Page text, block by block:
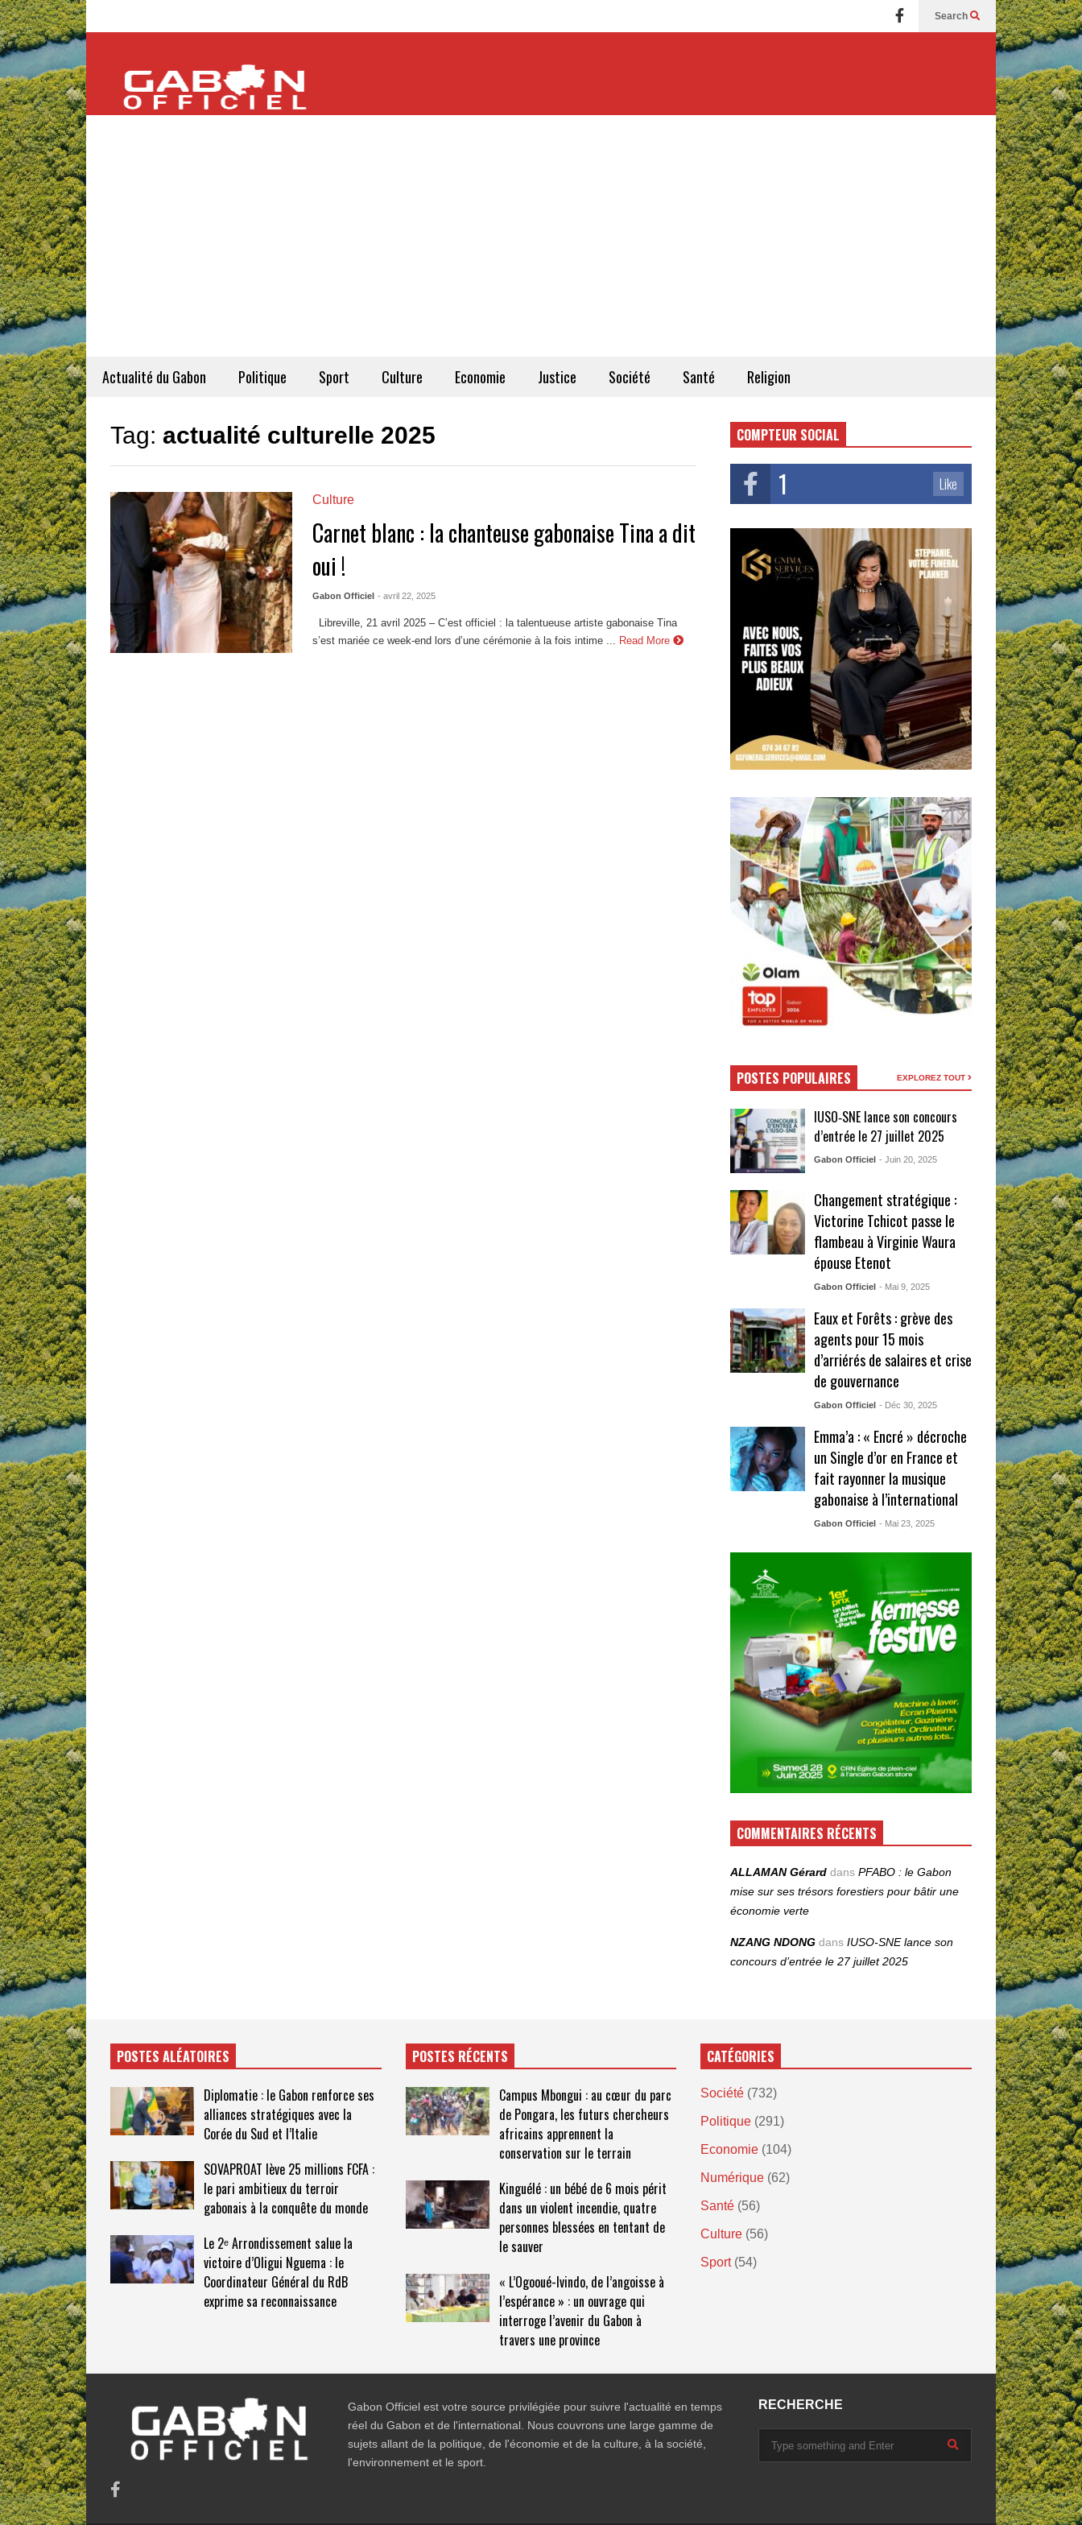
Search
Actualité du Gabon Politique Sport Culture Economie Justice Société Santé Religion
Tag: actualité culturelle 2025
Culture
Carnet blanc : la chanteuse gabonaise Tina a dit
oui !
Gabon Officiel - avril 22, 2025
Libreville, 21 avril 2025 – C’est officiel : la talentueuse artiste gabonaise Tina
s’est mariée ce week-end lors d’une cérémonie à la fois intime ...
Read More
COMPTEUR SOCIAL
1 Like
POSTES POPULAIRES EXPLOREZ TOUT
IUSO‑SNE lance son concours
d’entrée le 27 juillet 2025
Gabon Officiel - Juin 20, 2025
Changement stratégique :
Victorine Tchicot passe le
flambeau à Virginie Waura
épouse Etenot
Gabon Officiel - Mai 9, 2025
Eaux et Forêts : grève des
agents pour 15 mois
d’arriérés de salaires et crise
de gouvernance
Gabon Officiel - Déc 30, 2025
Emma’a : « Encré » décroche
un Single d’or en France et
fait rayonner la musique
gabonaise à l’international
Gabon Officiel - Mai 23, 2025
COMMENTAIRES RÉCENTS
ALLAMAN Gérard dansPFABO : le Gabon
mise sur ses trésors forestiers pour bâtir une
économie verte
NZANG NDONG dansIUSO‑SNE lance son
concours d’entrée le 27 juillet 2025
POSTES ALÉATOIRES
Diplomatie : le Gabon renforce ses
alliances stratégiques avec la
Corée du Sud et l’Italie
SOVAPROAT lève 25 millions FCFA :
le pari ambitieux du terroir
gabonais à la conquête du monde
Le 2ᵉ Arrondissement salue la
victoire d’Oligui Nguema : le
Coordinateur Général du RdB
exprime sa reconnaissance
POSTES RÉCENTS
Campus Mbongui : au cœur du parc
de Pongara, les futurs chercheurs
africains apprennent la
conservation sur le terrain
Kinguélé : un bébé de 6 mois périt
dans un violent incendie, quatre
personnes blessées en tentant de
le sauver
« L’Ogooué-Ivindo, de l’angoisse à
l’espérance » : un ouvrage qui
interroge l’avenir du Gabon à
travers une province
CATÉGORIES
Société (732)
Politique (291)
Economie (104)
Numérique (62)
Santé (56)
Culture (56)
Sport (54)
Gabon Officiel est votre source privilégiée pour suivre l'actualité en temps
réel du Gabon et de l'international. Nous couvrons une large gamme de
sujets allant de la politique, de l'économie et de la culture, à la société,
l'environnement et le sport.
RECHERCHE